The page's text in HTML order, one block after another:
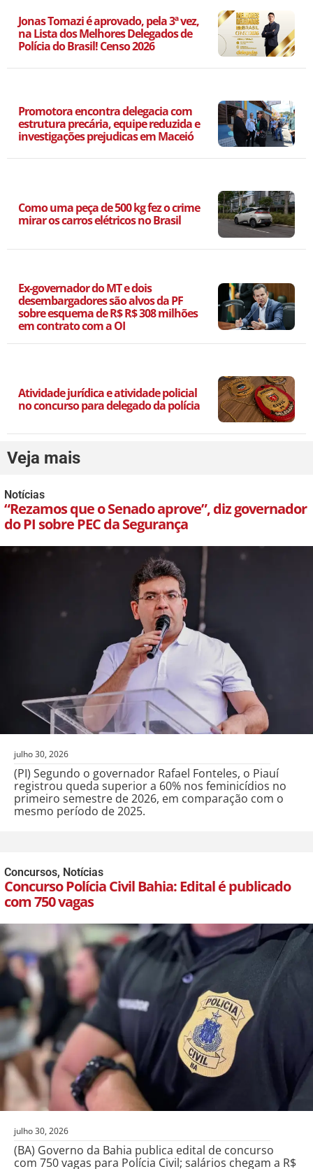
Jonas Tomazi é aprovado, pela 3ª vez,
na Lista dos Melhores Delegados de
Polícia do Brasil! Censo 2026
Promotora encontra delegacia com
estrutura precária, equipe reduzida e
investigações prejudicas em Maceió
Como uma peça de 500 kg fez o crime
mirar os carros elétricos no Brasil
Ex-governador do MT e dois
desembargadores são alvos da PF
sobre esquema de R$ R$ 308 milhões
em contrato com a OI
Atividade jurídica e atividade policial
no concurso para delegado da polícia
Veja mais
Notícias
“Rezamos que o Senado aprove”, diz governador
do PI sobre PEC da Segurança
julho 30, 2026
(PI) Segundo o governador Rafael Fonteles, o Piauí
registrou queda superior a 60% nos feminicídios no
primeiro semestre de 2026, em comparação com o
mesmo período de 2025.
Concursos, Notícias
Concurso Polícia Civil Bahia: Edital é publicado
com 750 vagas
julho 30, 2026
(BA) Governo da Bahia publica edital de concurso
com 750 vagas para Polícia Civil; salários chegam a R$